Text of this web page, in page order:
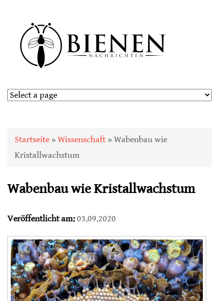
Sie sind hier
Startseite » Wissenschaft » Wabenbau wie
Kristallwachstum
Wabenbau wie Kristallwachstum
Veröffentlicht am:03.09.2020